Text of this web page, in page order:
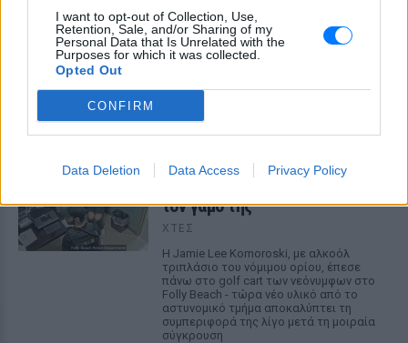
I want to opt-out of Collection, Use,
Retention, Sale, and/or Sharing of my
Personal Data that Is Unrelated with the
Purposes for which it was collected.
Opted Out
CONFIRM
Data Deletion Data Access Privacy Policy
ΔΕΙΤΕ ΕΠΙΣΗΣ
ΣΤΗΝ ΙΔΙΑ ΚΑΤΗΓΟΡΙΑ
βίντεο της μεθυσμένης οδηγού
τον γάμο της
ΧΤΕΣ
Η Jamie Lee Komoroski, με αλκοόλ
τριπλάσιο του νόμιμου ορίου, έπεσε
πάνω στο golf cart των νεόνυμφων στο
Folly Beach - τώρα νέο υλικό από το
αστυνομικό τμήμα αποκαλύπτει τη
συμπεριφορά της λίγο μετά τη μοιραία
σύγκρουση